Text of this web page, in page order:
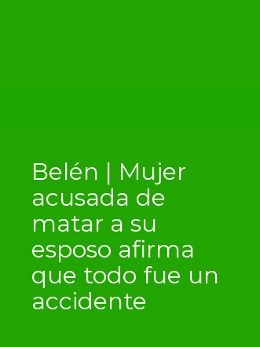
Belén | Mujer
acusada de
matar a su
esposo afirma
que todo fue un
accidente